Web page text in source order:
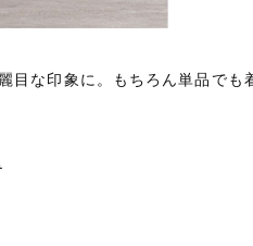
目な印象に。もちろん単品でも